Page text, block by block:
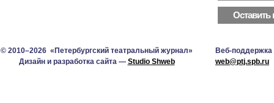
© 2010–2026 «Петербургский театральный журнал»
Дизайн и разработка сайта — Studio Shweb
Веб-поддержка
web@ptj.spb.ru